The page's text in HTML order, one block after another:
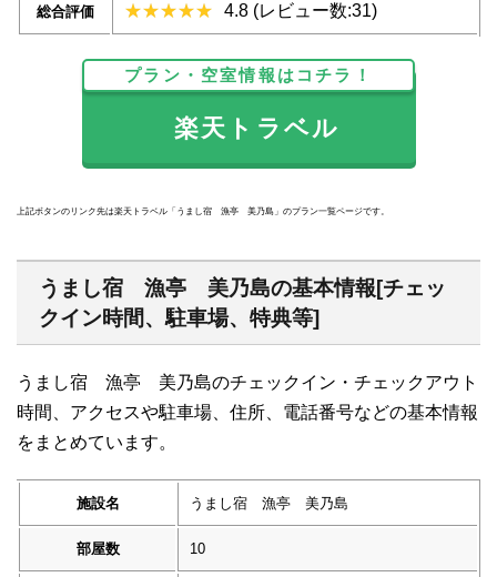
総合評価 4.8 (レビュー数:31)
プラン・空室情報はコチラ！
楽天トラベル
上記ボタンのリンク先は楽天トラベル「うまし宿 漁亭 美乃島」のプラン一覧ページです。
うまし宿 漁亭 美乃島の基本情報[チェッ
クイン時間、駐車場、特典等]
うまし宿 漁亭 美乃島のチェックイン・チェックアウト
時間、アクセスや駐車場、住所、電話番号などの基本情報
をまとめています。
施設名 うまし宿 漁亭 美乃島
部屋数 10